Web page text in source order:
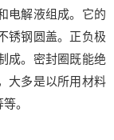
电解液组成。它的
锈钢圆盖。正负极
成。密封圈既能绝
大多是以所用材料
。